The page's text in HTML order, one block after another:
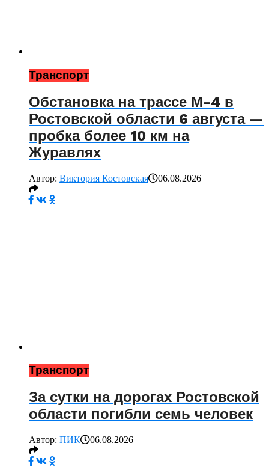
Транспорт
Обстановка на трассе М-4 в
Ростовской области 6 августа —
пробка более 10 км на
Журавлях
Автор: Виктория Костовская 06.08.2026
Транспорт
За сутки на дорогах Ростовской
области погибли семь человек
Автор: ПИК 06.08.2026